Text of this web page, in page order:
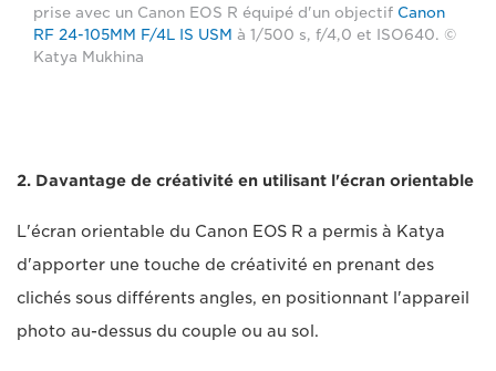
prise avec un Canon EOS R équipé d'un objectif Canon
RF 24-105MM F/4L IS USM à 1/500 s, f/4,0 et ISO640. ©
Katya Mukhina
2. Davantage de créativité en utilisant l'écran orientable
L'écran orientable du Canon EOS R a permis à Katya
d'apporter une touche de créativité en prenant des
clichés sous différents angles, en positionnant l'appareil
photo au-dessus du couple ou au sol.